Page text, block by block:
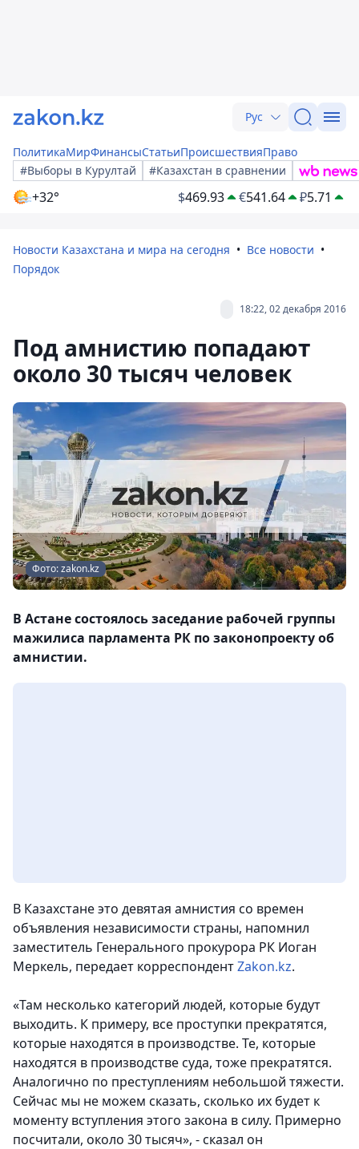
Рус
ПолитикаМирФинансыСтатьиПроисшествияПраво
#Выборы в Курултай
#Казахстан в сравнении
+32° $469.93 €541.64 ₽5.71
Новости Казахстана и мира на сегодня
Все новости
Порядок
18:22, 02 декабря 2016
Под амнистию попадают
около 30 тысяч человек
Фото: zakon.kz
В Астане состоялось заседание рабочей группы
мажилиса парламента РК по законопроекту об
амнистии.
В Казахстане это девятая амнистия со времен
объявления независимости страны, напомнил
заместитель Генерального прокурора РК Иоган
Меркель, передает корреспондентZakon.kz.
«Там несколько категорий людей, которые будут
выходить. К примеру, все проступки прекратятся,
которые находятся в производстве. Те, которые
находятся в производстве суда, тоже прекратятся.
Аналогично по преступлениям небольшой тяжести.
Сейчас мы не можем сказать, сколько их будет к
моменту вступления этого закона в силу. Примерно
посчитали, около 30 тысяч», - сказал он